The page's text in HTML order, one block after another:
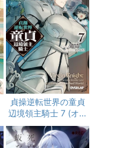
貞操逆転世界の童貞
辺境領主騎士 7 (オー
バーラップ文庫)